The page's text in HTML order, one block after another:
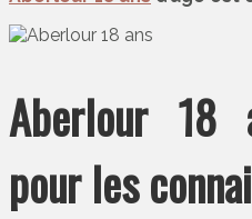
Aberlour 18
pour les